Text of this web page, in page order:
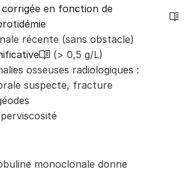
en fonction de
récente (sans obstacle)
(> 0,5 g/L)
osseuses radiologiques :
suspecte, fracture
monoclonale donne